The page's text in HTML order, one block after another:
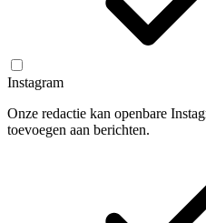
Instagram
Onze redactie kan openbare
toevoegen aan berichten.